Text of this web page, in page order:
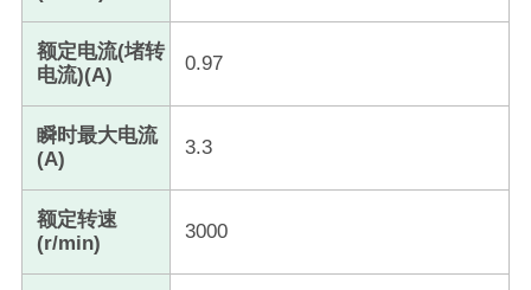
额定电流(堵转
电流)(A)
0.97
瞬时最大电流
(A)
3.3
额定转速
(r/min)
3000